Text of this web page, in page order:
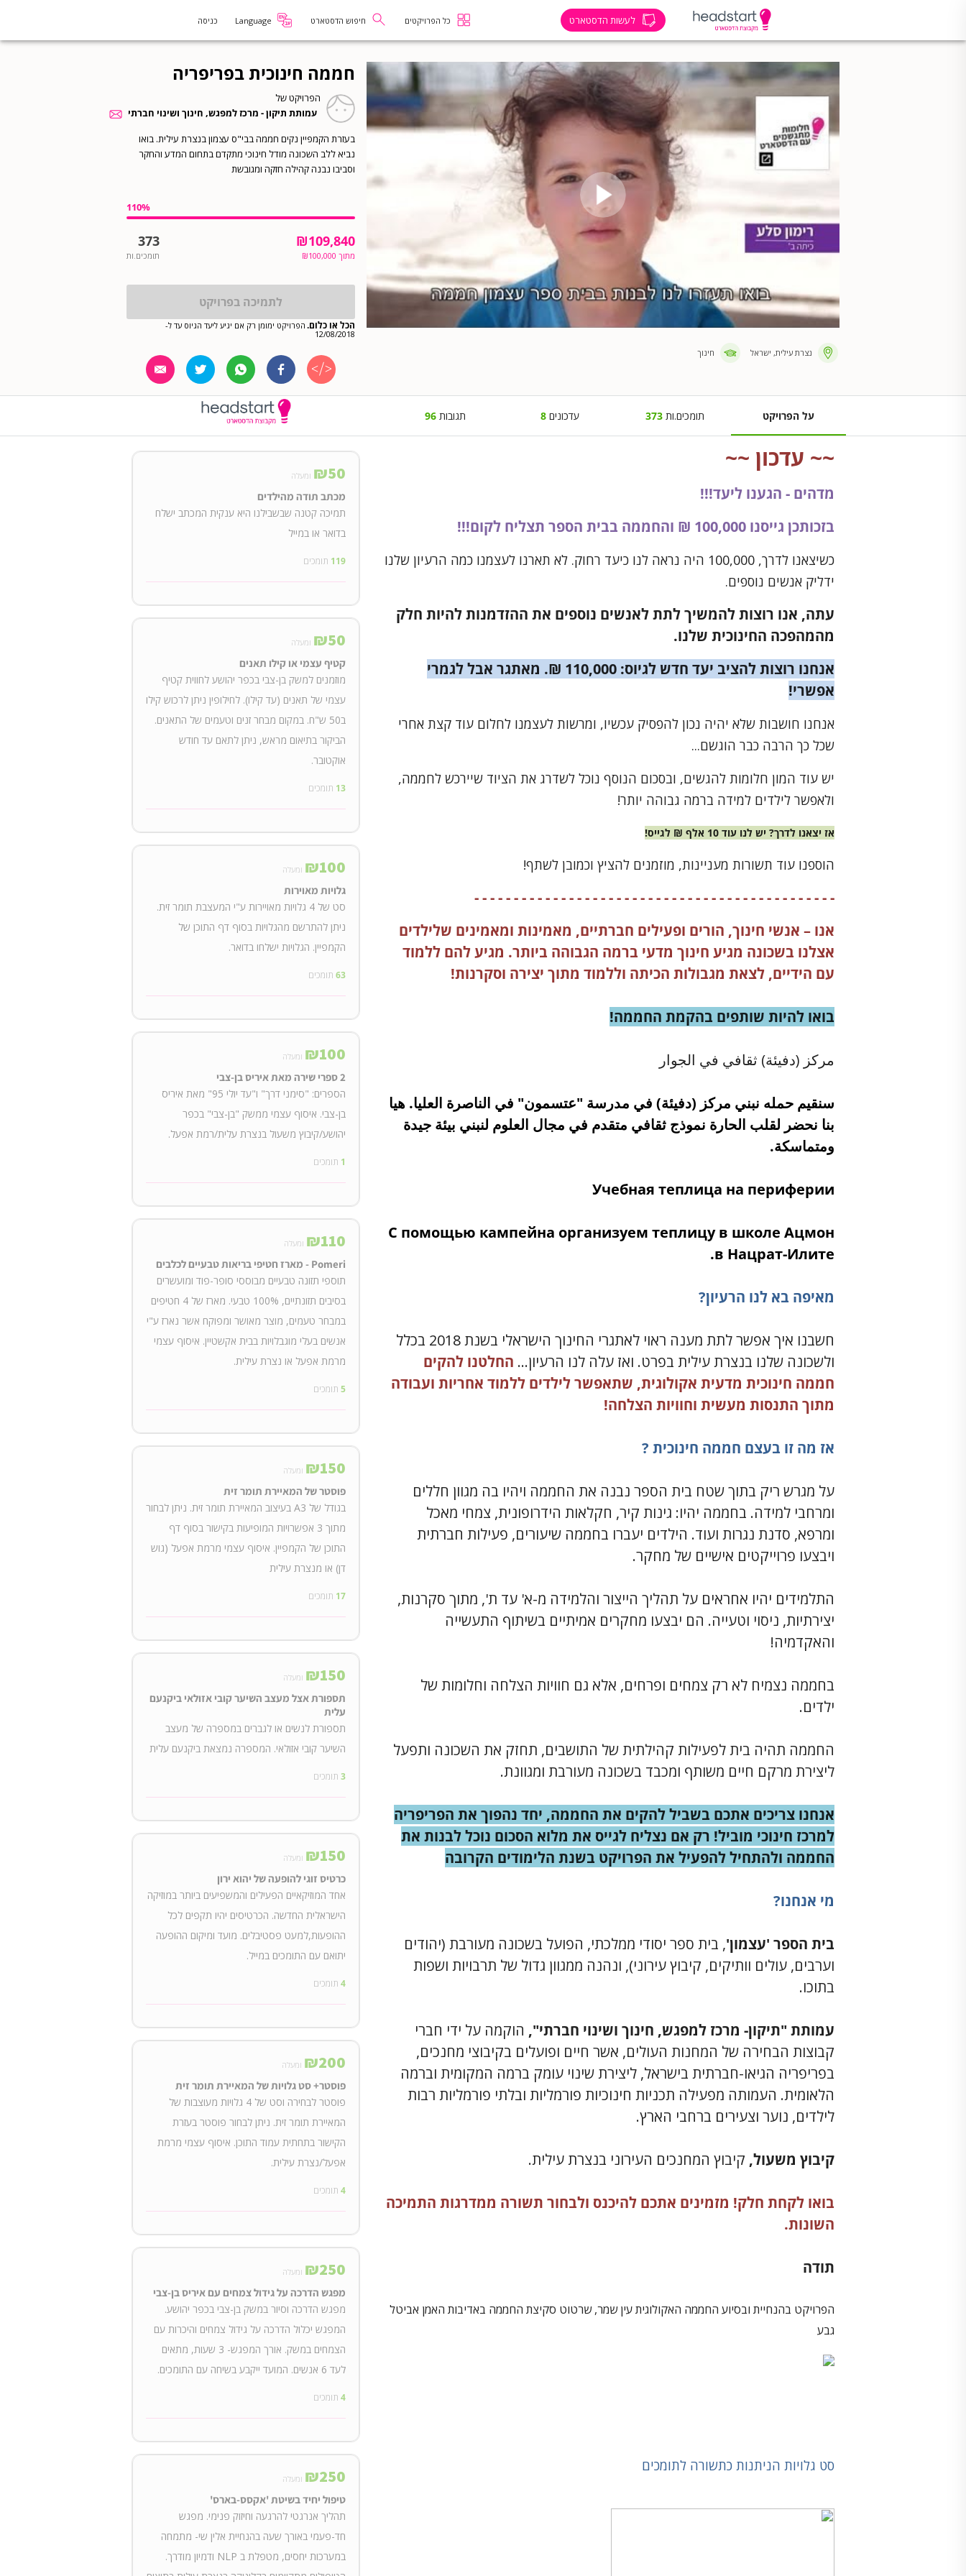
לעשות הדסטארט כל הפרויקטים חיפוש הדסטארט Language כניסה
נצרת עילית, ישראל חינוך
חממה חינוכית בפריפריה
הפרויקט של
עמותת תיקון - מרכז למפגש, חינוך ושינוי חברתי
בעזרת הקמפיין נקים חממה בבי"ס עצמון בנצרת עילית. בואו
נביא ללב השכונה מודל חינוכי מתקדם בתחום המדע והחקר
וסביבו נבנה קהילה חזקה ומגובשת
110%
₪109,840
מתוך ₪100,000
373
תומכים.ות
לתמיכה בפרויקט
הכל או כלום. הפרויקט ימומן רק אם יגיע ליעד הגיוס עד ל-
12/08/2018
על הפרויקט תומכים.ות 373 עדכונים 8 תגובות 96
~~ עדכון ~~
מדהים - הגענו ליעד!!!
בזכותכן גייסנו 100,000 ₪ והחממה בבית הספר תצליח לקום!!!
כשיצאנו לדרך, 100,000 היה נראה לנו כיעד רחוק. לא תארנו לעצמנו כמה הרעיון שלנו
ידליק אנשים נוספים.
עתה, אנו רוצות להמשיך לתת לאנשים נוספים את ההזדמנות להיות חלק
מהמהפכה החינוכית שלנו.
אנחנו רוצות להציב יעד חדש לגיוס: 110,000 ₪. מאתגר אבל לגמרי
אפשרי!
אנחנו חושבות שלא יהיה נכון להפסיק עכשיו, ומרשות לעצמנו לחלום עוד קצת אחרי
שכל כך הרבה כבר הוגשם...
יש עוד המון חלומות להגשים, ובסכום הנוסף נוכל לשדרג את הציוד שיירכש לחממה,
ולאפשר לילדים למידה ברמה גבוהה יותר!
אז יצאנו לדרך? יש לנו עוד 10 אלף ₪ לגייס!
הוספנו עוד תשורות מעניינות, מוזמנים להציץ וכמובן לשתף!
- - - - - - - - - - - - - - - - - - - - - - - - - - - - - - - - - - - - - - - - - - - - - -
אנו – אנשי חינוך, הורים ופעילים חברתיים, מאמינות ומאמינים שלילדים
אצלנו בשכונה מגיע חינוך מדעי ברמה הגבוהה ביותר. מגיע להם ללמוד
עם הידיים, לצאת מגבולות הכיתה וללמוד מתוך יצירה וסקרנות!
בואו להיות שותפים בהקמת החממה!
مركز (دفيئة) ثقافي في الجوار
سنقيم حمله نبني مركز (دفيئة) في مدرسة "عتسمون" في الناصرة العليا. هيا
بنا نحضر لقلب الحارة نموذج ثقافي متقدم في مجال العلوم لنبني بيئة جيدة
ومتماسكة.
Учебная теплица на периферии
С помощью кампейна организуем теплицу в школе Ацмон
в Нацрат-Илите.
מאיפה בא לנו הרעיון?
חשבנו איך אפשר לתת מענה ראוי לאתגרי החינוך הישראלי בשנת 2018 בכלל
ולשכונה שלנו בנצרת עילית בפרט. ואז עלה לנו הרעיון... החלטנו להקים
חממה חינוכית מדעית אקולוגית, שתאפשר לילדים ללמוד אחריות ועבודה
מתוך התנסות מעשית וחוויות הצלחה!
אז מה זו בעצם חממה חינוכית ?
על מגרש ריק בתוך שטח בית הספר נבנה את החממה ויהיו בה מגוון חללים
ומרחבי למידה. בחממה יהיו: גינות קיר, חקלאות הידרופונית, צמחי מאכל
ומרפא, סדנת נגרות ועוד. הילדים יעברו בחממה שיעורים, פעילות חברתית
ויבצעו פרוייקטים אישיים של מחקר.
התלמידים יהיו אחראים על תהליך הייצור והלמידה מ-א' עד ת', מתוך סקרנות,
יצירתיות, ניסוי וטעייה. הם יבצעו מחקרים אמיתיים בשיתוף התעשייה
והאקדמיה!
בחממה נצמיח לא רק צמחים ופרחים, אלא גם חוויות הצלחה וחלומות של
ילדים.
החממה תהיה בית לפעילות קהילתית של התושבים, תחזק את השכונה ותפעל
ליצירת מרקם חיים משותף ומכבד בשכונה מעורבת ומגוונת.
אנחנו צריכים אתכם בשביל להקים את החממה, יחד נהפוך את הפריפריה
למרכז חינוכי מוביל! רק אם נצליח לגייס את מלוא הסכום נוכל לבנות את
החממה ולהתחיל להפעיל את הפרויקט בשנת הלימודים הקרובה
מי אנחנו?
בית הספר 'עצמון', בית ספר יסודי ממלכתי, הפועל בשכונה מעורבת (יהודים
וערבים, עולים וותיקים, קיבוץ עירוני), ונהנה ממגוון גדול של תרבויות ושפות
בתוכו.
עמותת "תיקון- מרכז למפגש, חינוך ושינוי חברתי", הוקמה על ידי חברי
קבוצות הבחירה של המחנות העולים, אשר חיים ופועלים בקיבוצי מחנכים,
בפריפריה הגיאו-חברתית בישראל, ליצירת שינוי עומק ברמה המקומית וברמה
הלאומית. העמותה מפעילה תכניות חינוכיות פורמליות ובלתי פורמליות רבות
לילדים, נוער וצעירים ברחבי הארץ.
קיבוץ משעול, קיבוץ המחנכים העירוני בנצרת עילית.
בואו לקחת חלק! מזמינים אתכם להיכנס ולבחור תשורה ממדרגות התמיכה
השונות.
תודה
הפרויקט בהנחיית ובסיוע החממה האקולוגית עין שמר, שרטוט סקיצת החממה באדיבות האמן אביטל
גבע
סט גלויות הניתנות כתשורה לתומכים
₪50 ומעלה
מכתב תודה מהילדים
תמיכה קטנה שבשבילנו היא ענקית המכתב ישלח
בדואר או במייל
119 תומכים
₪50 ומעלה
קטיף עצמי או קילו תאנים
מוזמנים למשק בן-צבי בכפר יהושע לחווית קטיף
עצמי של תאנים (עד קילו). לחילופין ניתן לרכוש קילו
ב50 ש"ח. במקום מבחר זנים וטעמים של התאנים.
הביקור בתיאום מראש, ניתן לתאם עד חודש
אוקטובר.
13 תומכים
₪100 ומעלה
גלויות מאוירות
סט של 4 גלויות מאויירות ע"י המעצבת תומר זית.
ניתן להתרשם מהגלויות בסוף דף התוכן של
הקמפיין. הגלויות ישלחו בדואר.
63 תומכים
₪100 ומעלה
2 ספרי שירה מאת איריס בן-צבי
הספרים: "סימני דרך" ו"עד יולי 95" מאת איריס
בן-צבי. איסוף עצמי ממשק "בן-צבי" בכפר
יהושע/קיבוץ משעול בנצרת עלית/רמת אפעל.
1 תומכים
₪110 ומעלה
Pomeri - מארז חטיפי בריאות טבעיים לכלבים
תוספי תזונה טבעיים מבוססי סופר-פוד ומועשרים
בסיבים תזונתיים, 100% טבעי. מארז של 4 חטיפים
במבחר טעמים, מוצר מאושר ומפוקח אשר נארז ע"י
אנשים בעלי מוגבלויות בבית אקשטיין. איסוף עצמי
מרמת אפעל או נצרת עילית.
5 תומכים
₪150 ומעלה
פוסטר של המאיירת תומר זית
בגודל של A3 בעיצוב המאיירת תומר זית. ניתן לבחור
מתוך 3 אפשרויות המופיעות בקישור בסוף דף
התוכן של הקמפיין. איסוף עצמי מרמת אפעל (גוש
דן) או מנצרת עילית
17 תומכים
₪150 ומעלה
תספורת אצל מעצב השיער קובי אזולאי ביקנעם
עלית
תספורת לנשים או לגברים במספרה של מעצב
השיער קובי אזולאי. המספרה נמצאת ביקנעם עלית
3 תומכים
₪150 ומעלה
כרטיס זוגי להופעה של יהוא ירון
אחד המוזיקאיים הפעילים והמשפיעים ביותר במוזיקה
הישראלית החדשה. הכרטיסים יהיו תקפים לכל
ההופעות,למעט פסטיבלים. מועד ומיקום ההופעה
יתואם עם התומכים במייל.
4 תומכים
₪200 ומעלה
פוסטר+ סט גלויות של המאיירת תומר זית
פוסטר לבחירה וסט של 4 גלויות מעוצבות של
המאיירת תומר זית. ניתן לבחור פוסטר בעזרת
הקישור בתחתית עמוד התוכן. איסוף עצמי מרמת
אפעל/נצרת עילית.
4 תומכים
₪250 ומעלה
מפגש הדרכה על גידול צמחים עם איריס בן-צבי
מפגש הדרכה וסיור במשק בן-צבי בכפר יהושע.
המפגש יכלול הדרכה על גידול צמחים והיכרות עם
הצמחים במשק. אורך המפגש- 3 שעות, מתאים
לעד 6 אנשים. המועד ייקבע בשיחה עם התומכים.
4 תומכים
₪250 ומעלה
טיפול יחיד בשיטת 'אקסס-בארס'
תהליך אנרגטי להרגעה וחיזוק פנימי. מפגש
חד-פעמי באורך שעה בהנחיית אלין שי- מתמחה
במערכות יחסים, מטפלת ב NLP ודמיון מודרך.